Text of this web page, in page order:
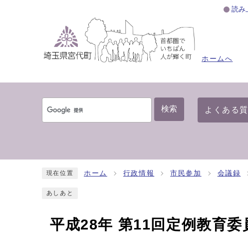
読み
ホームへ
検索 よくある
現在位置 ホーム 行政情報 市民参加 会議録
あしあと
平成28年 第11回定例教育委